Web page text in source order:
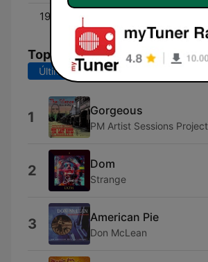
19:00 - 22:00
Top Canciones
Últimos 7 días
1 Gorgeous
PM Artist Sessions Project
2 Dom
Strange
3 American Pie
Don McLean